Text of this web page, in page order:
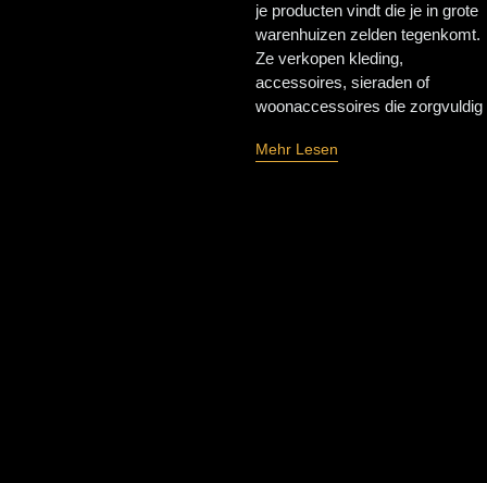
je producten vindt die je in grote
warenhuizen zelden tegenkomt.
Ze verkopen kleding,
accessoires, sieraden of
woonaccessoires die zorgvuldig
Mehr Lesen